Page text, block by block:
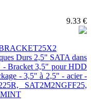
9.33 €
Durs 2,5" SATA dans
- Bracket 3,5" pour HDD
- 3,5" à 2,5" - acier -
SAT2M2NGFF25,